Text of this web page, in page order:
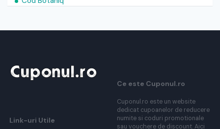
Link-uri Utile
Ce este Cuponul.ro
Cuponul.ro este un website
dedicat cupoanelor de reducere
numite si coduri promotionale
sau vouchere de discount. Aici